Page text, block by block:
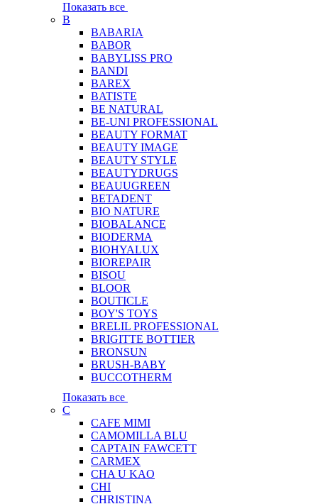
Показать все
B
BABARIA
BABOR
BABYLISS PRO
BANDI
BAREX
BATISTE
BE NATURAL
BE-UNI PROFESSIONAL
BEAUTY FORMAT
BEAUTY IMAGE
BEAUTY STYLE
BEAUTYDRUGS
BEAUUGREEN
BETADENT
BIO NATURE
BIOBALANCE
BIODERMA
BIOHYALUX
BIOREPAIR
BISOU
BLOOR
BOUTICLE
BOY'S TOYS
BRELIL PROFESSIONAL
BRIGITTE BOTTIER
BRONSUN
BRUSH-BABY
BUCCOTHERM
Показать все
C
CAFE MIMI
CAMOMILLA BLU
CAPTAIN FAWCETT
CARMEX
CHA U KAO
CHI
CHRISTINA